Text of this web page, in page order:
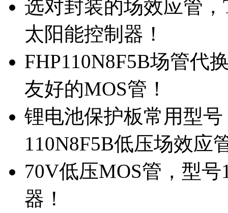
选对封装的场效应管
太阳能控制器！
FHP110N8F5B场管代
友好的MOS管！
锂电池保护板常用型
110N8F5B低压场效应
70V低压MOS管，型
器！